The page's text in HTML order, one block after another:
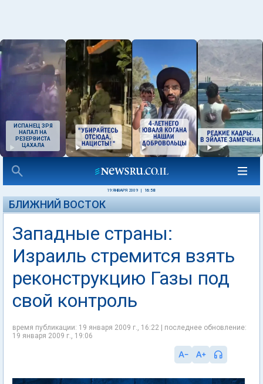
ИСПАНЕЦ ЗРЯ
НАПАЛ НА
РЕЗЕРВИСТА
ЦАХАЛА
19 ЯНВАРЯ 2009 16:58
БЛИЖНИЙ ВОСТОК
Западные страны:
Израиль стремится взять
реконструкцию Газы под
свой контроль
время публикации: 19 января 2009 г., 16:22 | последнее обновление:
19 января 2009 г., 19:06